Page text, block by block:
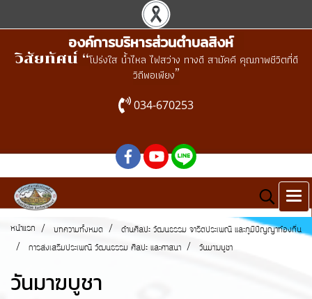
องค์การบริหารส่วนตำบลสิงห์
วิสัยทัศน์ “โปร่งใส น้ำไหล ไฟสว่าง ทางดี สามัคคี คุณภาพชีวิตที่ดี
วิถีพอเพียง”
034-670253
หน้าแรก บทความทั้งหมด ด้านศิลปะ วัฒนธรรม จารีตประเพณี และภูมิปัญญาท้องถิ่น
การส่งเสริมประเพณี วัฒนธรรม ศิลปะ และศาสนา วันมาฆบูชา
วันมาฆบูชา